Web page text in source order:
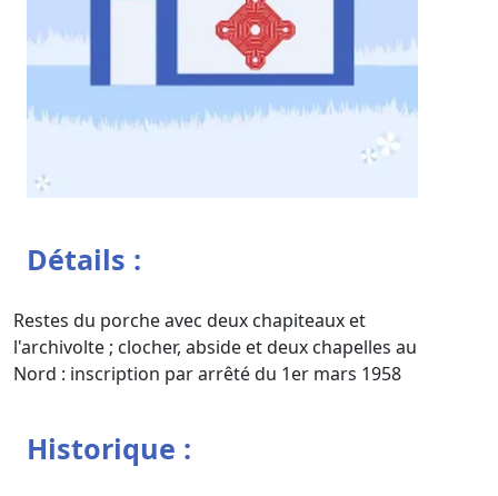
Détails :
Restes du porche avec deux chapiteaux et
l'archivolte ; clocher, abside et deux chapelles au
Nord : inscription par arrêté du 1er mars 1958
Historique :